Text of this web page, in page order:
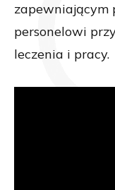
zapewniającym
personelowi
leczenia i pracy.